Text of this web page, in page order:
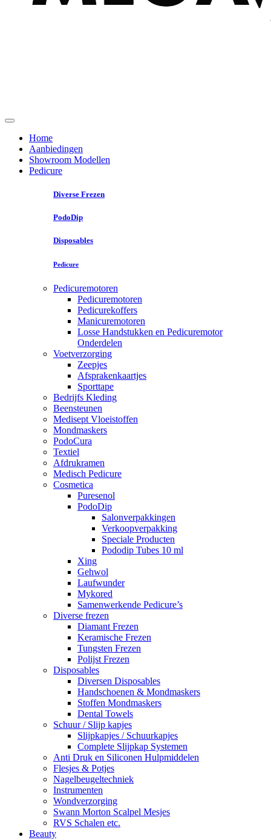
Home
Aanbiedingen
Showroom Modellen
Pedicure
Diverse Frezen
PodoDip
Disposables
Pedicure
Pedicuremotoren
Pedicuremotoren
Pedicurekoffers
Manicuremotoren
Losse Handstukken en Pedicuremotor
Onderdelen
Voetverzorging
Zeepjes
Afsprakenkaartjes
Sporttape
Bedrijfs Kleding
Beensteunen
Medisept Vloeistoffen
Mondmaskers
PodoCura
Textiel
Afdrukramen
Medisch Pedicure
Cosmetica
Puresenol
PodoDip
Salonverpakkingen
Verkoopverpakking
Speciale Producten
Pododip Tubes 10 ml
Xing
Gehwol
Laufwunder
Mykored
Samenwerkende Pedicure’s
Diverse frezen
Diamant Frezen
Keramische Frezen
Tungsten Frezen
Polijst Frezen
Disposables
Diversen Disposables
Handschoenen & Mondmaskers
Stoffen Mondmaskers
Dental Towels
Schuur / Slijp kapjes
Slijpkapjes / Schuurkapjes
Complete Slijpkap Systemen
Anti Druk en Siliconen Hulpmiddelen
Flesjes & Potjes
Nagelbeugeltechniek
Instrumenten
Wondverzorging
Swann Morton Scalpel Mesjes
RVS Schalen etc.
Beauty